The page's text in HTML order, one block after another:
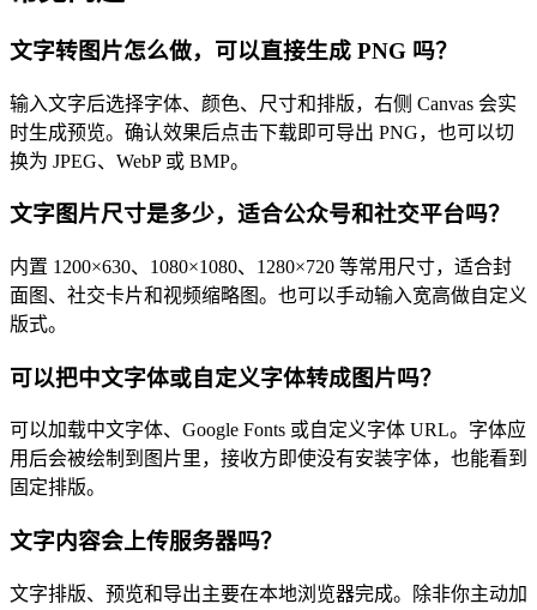
文字转图片怎么做，可以直接生成 PNG 吗？
输入文字后选择字体、颜色、尺寸和排版，右侧 Canvas 会实
时生成预览。确认效果后点击下载即可导出 PNG，也可以切
换为 JPEG、WebP 或 BMP。
文字图片尺寸是多少，适合公众号和社交平台吗？
内置 1200×630、1080×1080、1280×720 等常用尺寸，适合封
面图、社交卡片和视频缩略图。也可以手动输入宽高做自定义
版式。
可以把中文字体或自定义字体转成图片吗？
可以加载中文字体、Google Fonts 或自定义字体 URL。字体应
用后会被绘制到图片里，接收方即使没有安装字体，也能看到
固定排版。
文字内容会上传服务器吗？
文字排版、预览和导出主要在本地浏览器完成。除非你主动加